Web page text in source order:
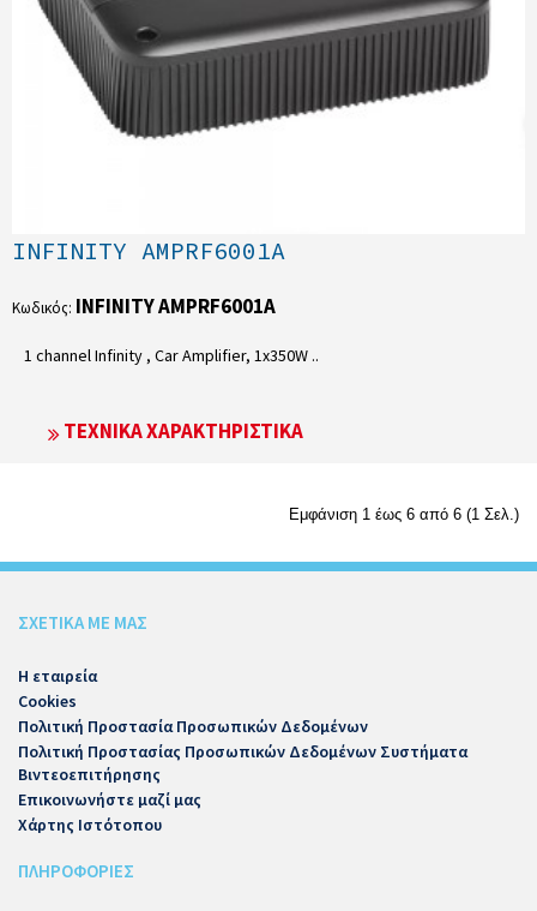
INFINITY AMPRF6001A
Κωδικός: INFINITY AMPRF6001A
1 channel Infinity , Car Amplifier, 1x350W ..
ΤΕΧΝΙΚΆ ΧΑΡΑΚΤΗΡΙΣΤΙΚΆ
Εμφάνιση 1 έως 6 από 6 (1 Σελ.)
ΣΧΕΤΙΚΑ ΜΕ ΜΑΣ
Η εταιρεία
Cookies
Πολιτική Προστασία Προσωπικών Δεδομένων
Πολιτική Προστασίας Προσωπικών Δεδομένων Συστήματα
Βιντεοεπιτήρησης
Επικοινωνήστε μαζί μας
Χάρτης Ιστότοπου
ΠΛΗΡΟΦΟΡΙΕΣ